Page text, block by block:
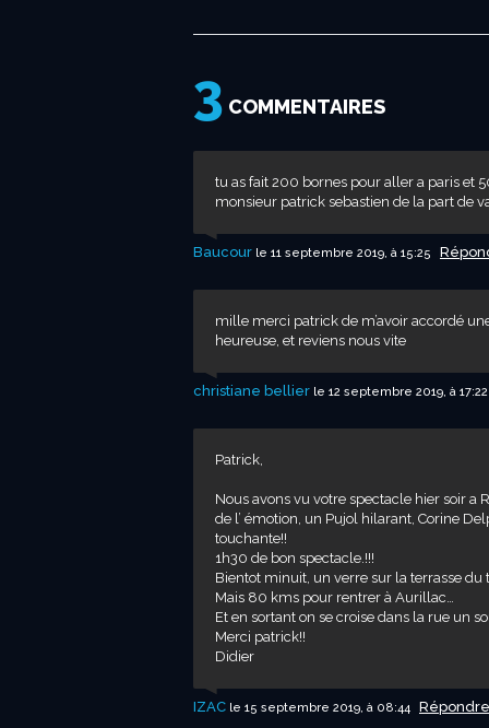
3 COMMENTAIRES
tu as fait 200 bornes pour aller a paris et
monsieur patrick sebastien de la part de
Baucour le 11 septembre 2019, à 15:25
mille merci patrick de m’avoir accordé
heureuse, et reviens nous vite
christiane bellier le 12 septembre 2019, à 17:22
Patrick,
Nous avons vu votre spectacle hier soir a
de l’ émotion, un Pujol hilarant, Corine
touchante!!
1h30 de bon spectacle.!!!
Bientot minuit, un verre sur la terrasse du
Mais 80 kms pour rentrer à Aurillac…
Et en sortant on se croise dans la rue un
Merci patrick!!
Didier
IZAC le 15 septembre 2019, à 08:44 Répondre